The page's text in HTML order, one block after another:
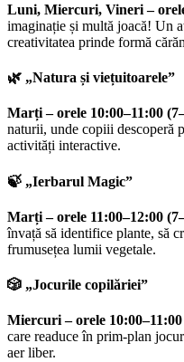
Luni, Miercuri, Vineri –
imaginație și multă joacă! Un
creativitatea prinde formă
🌿 „Natura și viețuitoarele”
Marți – orele 10:00–11:00
naturii, unde copiii descoperă
activități interactive.
🍃 „Ierbarul Magic”
Marți – orele 11:00–12:00
învață să identifice plante, să
frumusețea lumii vegetale.
🎲 „Jocurile copilăriei”
Miercuri – orele
care readuce în prim-plan
aer liber.